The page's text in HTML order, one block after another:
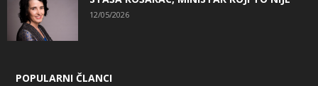
12/05/2026
POPULARNI ČLANCI